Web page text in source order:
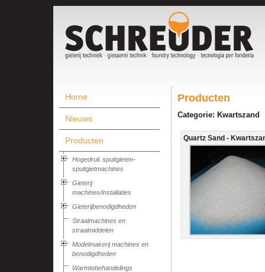
Home
Nieuws
Producten
Hogedruk spuitgieten-
spuitgietmachines
Gieterij
machines/installaties
Gieterijbenodigdheden
Straalmachines en
straalmiddelen
Modelmakerij machines en
benodigdheden
Warmtebehandelings
Producten
Categorie: Kwartszand
Quartz Sand -